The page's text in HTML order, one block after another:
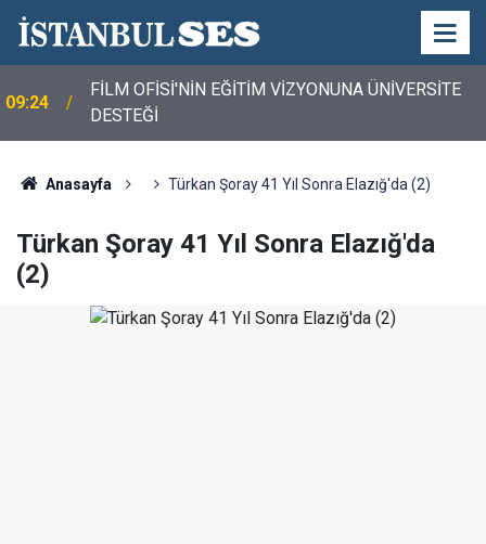
09:24
FİLM OFİSİ'NİN EĞİTİM VİZYONUNA ÜNİVERSİTE
DESTEĞİ
Anasayfa Türkan Şoray 41 Yıl Sonra Elazığ'da (2)
Türkan Şoray 41 Yıl Sonra Elazığ'da
(2)